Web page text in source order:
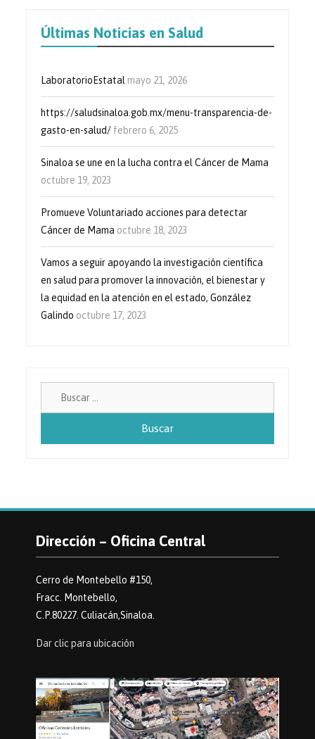
Últimas Noticias en Salud
LaboratorioEstatal mayo 21, 2026
https://saludsinaloa.gob.mx/menu-transparencia-de-
gasto-en-salud/ febrero 6, 2025
Sinaloa se une en la lucha contra el Cáncer de Mama
octubre 19, 2023
Promueve Voluntariado acciones para detectar
Cáncer de Mama octubre 18, 2023
Vamos a seguir apoyando la investigación científica
en salud para promover la innovación, el bienestar y
la equidad en la atención en el estado, González
Galindo octubre 17, 2023
Dirección – Oficina Central
Cerro de Montebello #150,
Fracc. Montebello,
C.P.80227. Culiacán,Sinaloa.
Dar clic para ubicación